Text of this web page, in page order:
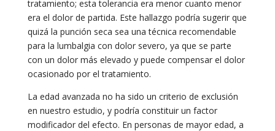
tratamiento; esta tolerancia era menor cuanto menor
era el dolor de partida. Este hallazgo podría sugerir que
quizá la punción seca sea una técnica recomendable
para la lumbalgia con dolor severo, ya que se parte
con un dolor más elevado y puede compensar el dolor
ocasionado por el tratamiento.
La edad avanzada no ha sido un criterio de exclusión
en nuestro estudio, y podría constituir un factor
modificador del efecto. En personas de mayor edad, a